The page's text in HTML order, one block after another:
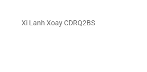
Xi Lanh Xoay CDRQ2BS